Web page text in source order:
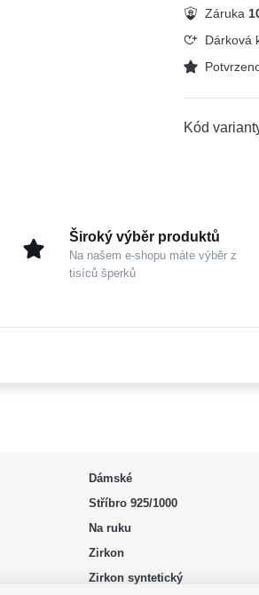
Záruka
Dárková
Kód
Široký výběr produktů
Na našem e-shopu máte výběr z
tisíců šperků
Dámské
Stříbro 925/1000
Na ruku
Zirkon
Zirkon syntetický